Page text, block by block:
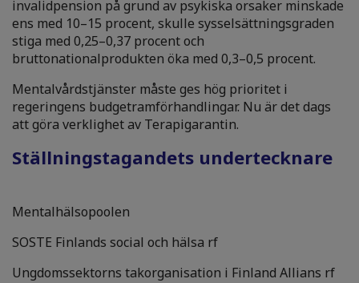
invalidpension på grund av psykiska orsaker minskade
ens med 10–15 procent, skulle sysselsättningsgraden
stiga med 0,25–0,37 procent och
bruttonationalprodukten öka med 0,3–0,5 procent.
Mentalvårdstjänster måste ges hög prioritet i
regeringens budgetramförhandlingar. Nu är det dags
att göra verklighet av Terapigarantin.
Ställningstagandets undertecknare
Mentalhälsopoolen
SOSTE Finlands social och hälsa rf
Ungdomssektorns takorganisation i Finland Allians rf